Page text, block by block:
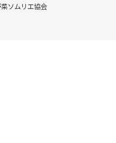
ソムリエ協会